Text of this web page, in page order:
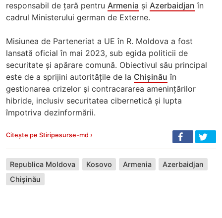
responsabil de țară pentru Armenia și Azerbaidjan în
cadrul Ministerului german de Externe.
Misiunea de Parteneriat a UE în R. Moldova a fost
lansată oficial în mai 2023, sub egida politicii de
securitate și apărare comună. Obiectivul său principal
este de a sprijini autoritățile de la Chișinău în
gestionarea crizelor și contracararea amenințărilor
hibride, inclusiv securitatea cibernetică și lupta
împotriva dezinformării.
Citește pe Stiripesurse-md ›
Republica Moldova Kosovo Armenia
Azerbaidjan
Chișinău